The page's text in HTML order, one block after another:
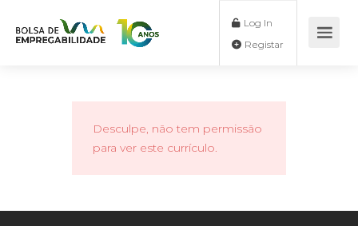
Log In
Desculpe, não tem permissão
para ver este currículo.